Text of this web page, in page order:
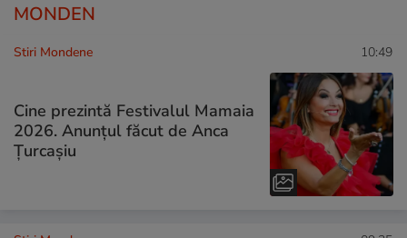
MONDEN
Stiri Mondene 10:49
Cine prezintă Festivalul Mamaia
2026. Anunțul făcut de Anca
Țurcașiu